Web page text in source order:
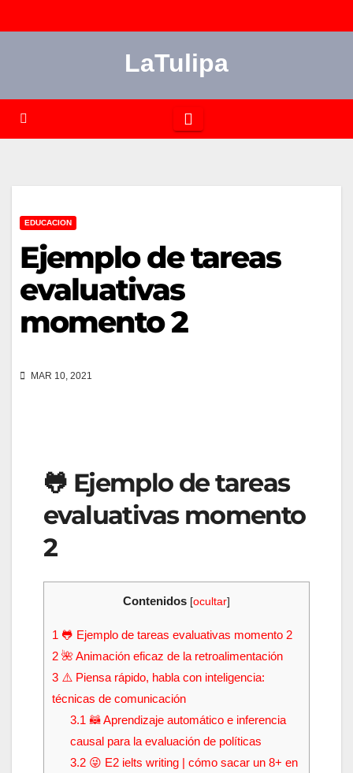
al
LaTulipa
EDUCACION
Ejemplo de tareas
evaluativas
momento 2
MAR 10, 2021
🐸 Ejemplo de tareas
evaluativas momento
2
Contenidos [ocultar]
1 🐸 Ejemplo de tareas evaluativas momento 2
2 🌺 Animación eficaz de la retroalimentación
3 ⚠️ Piensa rápido, habla con inteligencia:
técnicas de comunicación
3.1 🦝 Aprendizaje automático e inferencia
causal para la evaluación de políticas
3.2😜 E2 ielts writing | cómo sacar un 8+ en